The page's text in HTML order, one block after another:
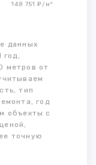
148 751 ₽/м²
данных
год,
метров от
тип
год
объекты с
точную